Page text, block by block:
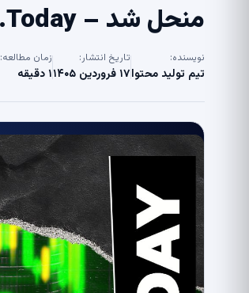
منحل شد – U.Today
نویسنده:
تیم تولید محتوا
تاریخ انتشار:
۱۷ فروردین ۱۴۰۵
زمان مطالعه:
۱ دقیقه